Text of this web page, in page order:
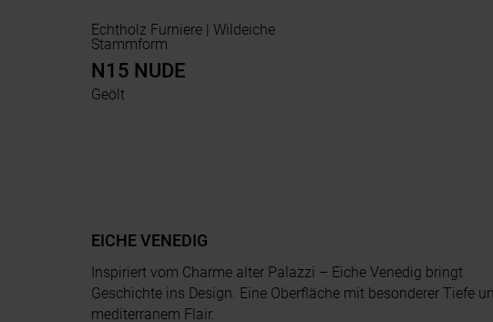
Echtholz Furniere | Wildeiche
Stammform
N15 NUDE
Geölt
EICHE VENEDIG
Inspiriert vom Charme alter Palazzi – Eiche Venedig bringt
Geschichte ins Design. Eine Oberfläche mit besonderer Tiefe
mediterranem Flair.